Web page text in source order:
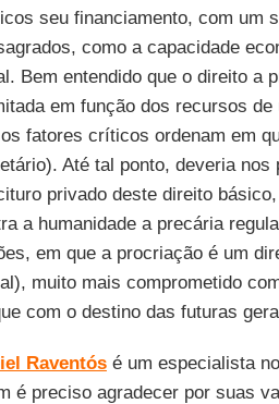
seu financiamento, com um
como a capacidade
Bem entendido que o direito a
em função dos recursos
fatores críticos ordenam em
Até tal ponto, deveria
privado deste direito
a humanidade a precária
em que a procriação é um
muito mais comprometido
com o destino das futuras
Raventósé um especialista
é preciso agradecer por suas